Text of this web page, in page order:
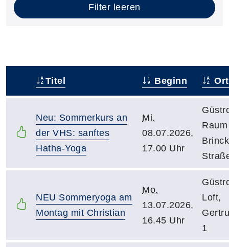
Filter leeren
Titel Beginn Ort
Neu: Sommerkurs an
der VHS: sanftes
Hatha-Yoga
Mi.
08.07.2026,
17.00 Uhr
NEU Sommeryoga am
Montag mit Christian
Mo.
13.07.2026,
16.45 Uhr
Loft,
1